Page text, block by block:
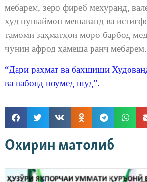
мебарем, зеро фиреб мехуранд,
худ пушаймон мешаванд ва
тамоми заҳматҳои моро барбод
чунин афрод ҳамеша ранҷ мебарем.
“Дари раҳмат ва бахшиши
ва набояд ноумед шуд”.
Охирин матолиб